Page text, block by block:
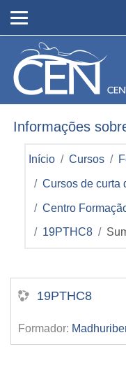
Informações
Início Cursos
Cursos de curta
Centro
19PTHC8
19PTHC8
Formador: